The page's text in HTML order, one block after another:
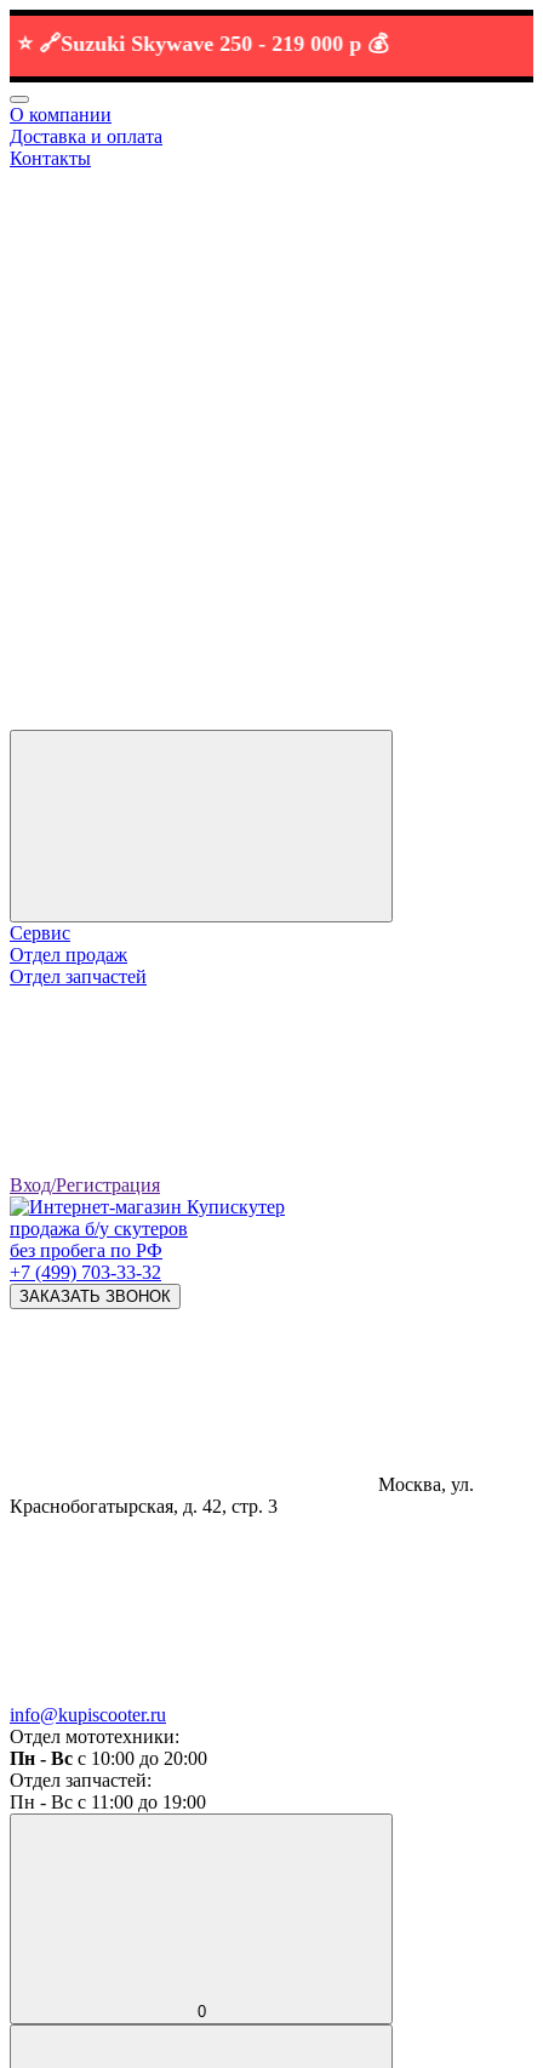
Suzuki Skywave 250 -219 000 р 💰
О компании
Доставка и оплата
Контакты
Сервис
Отдел продаж
Отдел запчастей
Вход/Регистрация
продажа б/у скутеров
без пробега по РФ
+7 (499) 703-33-32
ЗАКАЗАТЬ ЗВОНОК
Москва, ул.
Краснобогатырская, д. 42, стр. 3
info@kupiscooter.ru
Отдел мототехники:
Пн - Вс с 10:00 до 20:00
Отдел запчастей:
Пн - Вс с 11:00 до 19:00
0